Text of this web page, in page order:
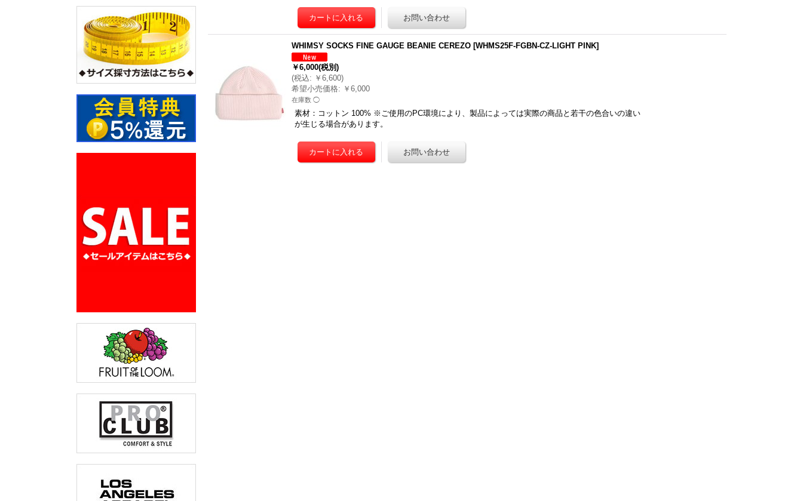
WHIMSY SOCKS FINE GAUGE BEANIE CEREZO [WHMS25F-FGBN-CZ-LIGHT PINK]
￥6,000(税別)
(税込: ￥6,600)
希望小売価格: ￥6,000
在庫数 ◯
素材：コットン 100% ※ご使用のPC環境により、製品によっては実際の商品と若干の色合いの違い
が生じる場合があります。